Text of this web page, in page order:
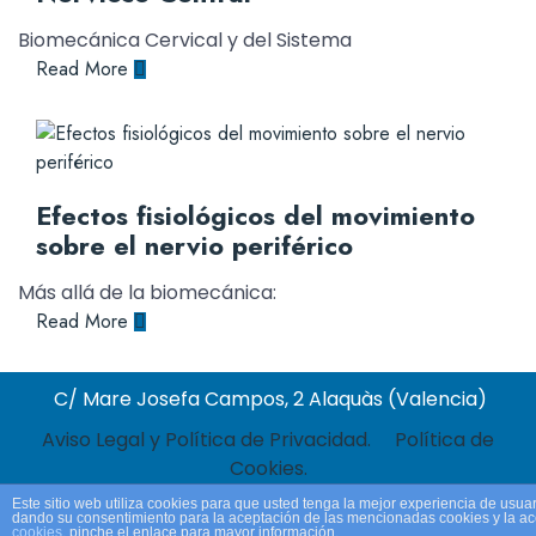
Biomecánica Cervical y del Sistema
Read More
Efectos fisiológicos del movimiento
sobre el nervio periférico
Más allá de la biomecánica:
Read More
C/ Mare Josefa Campos, 2 Alaquàs (Valencia)
Aviso Legal y Política de Privacidad.
Política de
Cookies.
Este sitio web utiliza cookies para que usted tenga la mejor experiencia de
dando su consentimiento para la aceptación de las mencionadas cookies y la